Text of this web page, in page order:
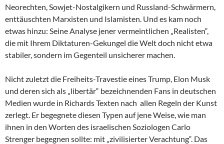
Neorechten, Sowjet-Nostalgikern und Russland-Schwärmern,
enttäuschten Marxisten und Islamisten. Und es kam noch
etwas hinzu: Seine Analyse jener vermeintlichen „Realisten“,
die mit Ihrem Diktaturen-Gekungel die Welt doch nicht etwa
stabiler, sondern im Gegenteil unsicherer machen.
Nicht zuletzt die Freiheits-Travestie eines Trump, Elon Musk
und deren sich als „libertär“ bezeichnenden Fans in deutschen
Medien wurde in Richards Texten nach allen Regeln der Kunst
zerlegt. Er begegnete diesen Typen auf jene Weise, wie man
ihnen in den Worten des israelischen Soziologen Carlo
Strenger begegnen sollte: mit „zivilisierter Verachtung“. Das